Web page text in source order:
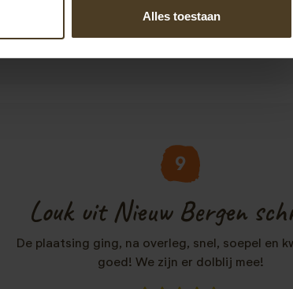
Alles toestaan
9
Louk uit Nieuw Bergen
De plaatsing ging, na overleg, snel, soepel en
goed! We zijn er dolblij mee!